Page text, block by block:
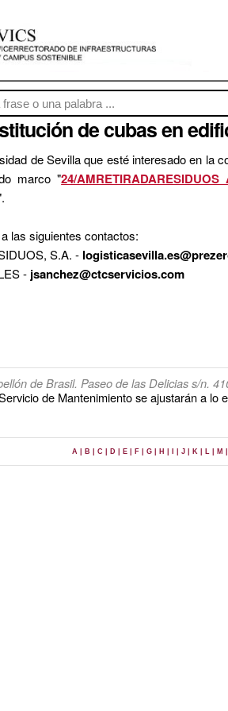
de cubas en
de Sevilla que esté interesado en la
marco "24/
las siguientes contactos:
S.A. -
- jsanchez@ctcservicios.com
de Brasil. Paseo de las Delicias s/n.
de Mantenimiento se ajustarán a lo
A | B | C | D | E | F | G | H | J | K | L | M |